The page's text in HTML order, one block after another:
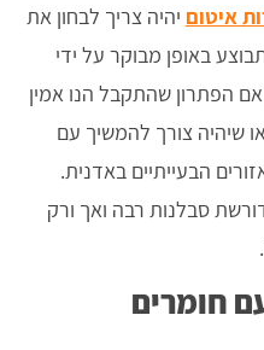
איטום יהיה צריך לבחון את
באופן מבוקר על ידי
הפתרון שהתקבל הנו אמין
שיהיה צורך להמשיך עם
הבעייתיים באדנית.
סבלנות רבה ואך ורק
חומרים